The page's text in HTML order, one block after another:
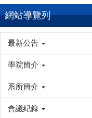
網站導覽列
最新公告
學院簡介
系所簡介
會議紀錄